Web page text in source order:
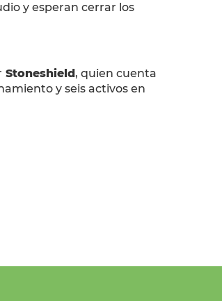
y esperan cerrar los
Stoneshield, quien cuenta
y seis activos en